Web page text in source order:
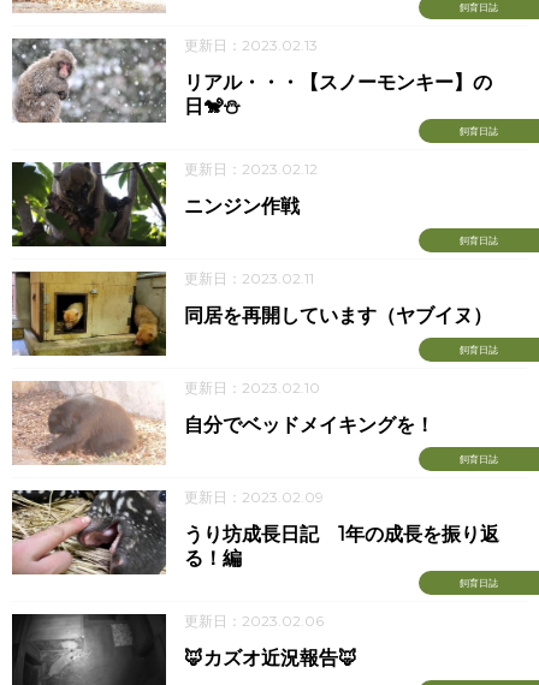
飼育日誌
更新日：2023.02.13
飼育日誌
リアル・・・【スノーモンキー】の
日🐒⛄
更新日：2023.02.12
飼育日誌
ニンジン作戦
更新日：2023.02.11
飼育日誌
同居を再開しています（ヤブイヌ）
更新日：2023.02.10
飼育日誌
自分でベッドメイキングを！
更新日：2023.02.09
飼育日誌
うり坊成長日記 1年の成長を振り返
る！編
更新日：2023.02.06
🦊カズオ近況報告🦊